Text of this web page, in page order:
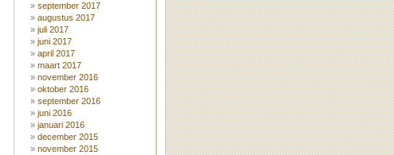
september 2017
augustus 2017
juli 2017
juni 2017
april 2017
maart 2017
november 2016
oktober 2016
september 2016
juni 2016
januari 2016
december 2015
november 2015